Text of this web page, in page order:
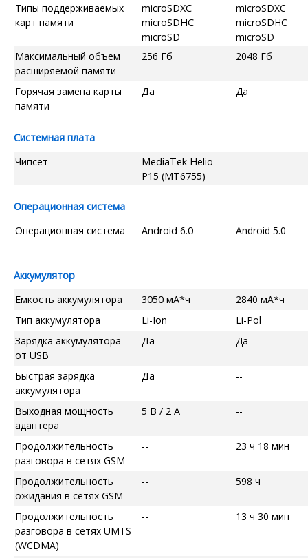
Типы поддерживаемых
карт памяти
microSDXC
microSDHC
microSD
microSDXC
microSDHC
microSD
Максимальный объем
расширяемой памяти
256 Гб 2048 Гб
Горячая замена карты
памяти
Да Да
Системная плата
Чипсет
MediaTek Helio
P15 (MT6755)
--
Операционная система
Операционная система
Android 6.0 Android 5.0
Аккумулятор
Емкость аккумулятора
3050 мА*ч
2840 мА*ч
Тип аккумулятора
Li-Ion
Li-Pol
Зарядка аккумулятора
от USB
Да Да
Быстрая зарядка
аккумулятора
Да --
Выходная мощность
адаптера
5 В / 2 А --
Продолжительность
разговора в сетях GSM
-- 23 ч 18 мин
Продолжительность
ожидания в сетях GSM
-- 598 ч
Продолжительность
разговора в сетях UMTS
(WCDMA)
-- 13 ч 30 мин